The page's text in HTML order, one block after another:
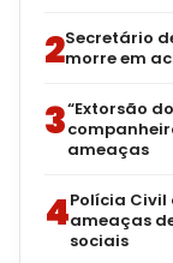
2Secretário
morre em
3“Extorsão
ameaças
4Polícia Civil
ameaças
sociais